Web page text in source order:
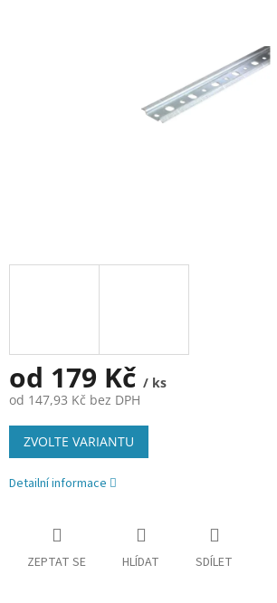
od 179 Kč / ks
od 147,93 Kč bez DPH
Měrná
cena:
ZVOLTE VARIANTU
Detailní informace
ZEPTAT SE HLÍDAT SDÍLET